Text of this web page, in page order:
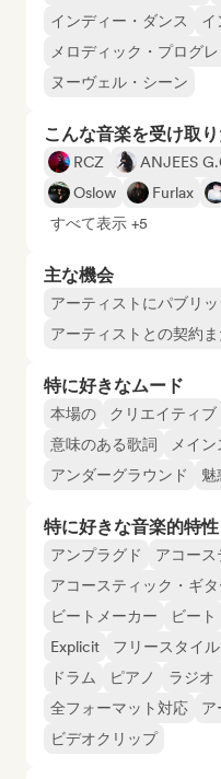
インディー・ダンス
イ
メロディック・プログ
ヌーヴェル・シーン
こんな音楽を受け取
RCZ ANJEES
Oslow
Furlax
すべて表示 +5
主な機会
アーティストにパブリ
アーティストとの契約
特に好きなムード
本場の クリエイティブ
意味のある歌詞
メイ
アンダーグラウンド
魅
特に好きな音楽的特性
アンプラグド
アコース
アコースティック・ギタ
ビートメーカー
ビート
Explicit
フリースタイル
ドラム
ピアノ
ラジオ
全フォーマット対応
ア
ビデオクリップ